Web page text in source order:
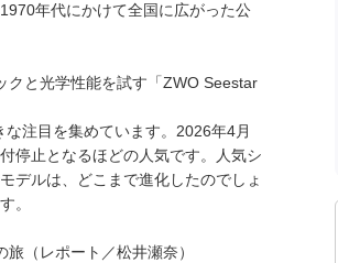
年代にかけて全国に広がった公
と光学性能を試す「ZWO Seestar
注目を集めています。2026年4月
停止となるほどの人気です。人気シ
デルは、どこまで進化したのでしょ
。
（レポート／松井瀬奈）